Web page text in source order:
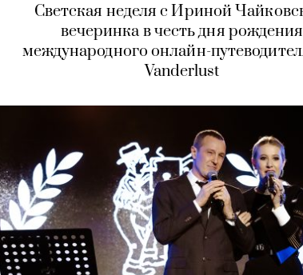
Светская неделя с Ириной
вечеринка в честь дня рождения
международного онлайн-
Vanderlust